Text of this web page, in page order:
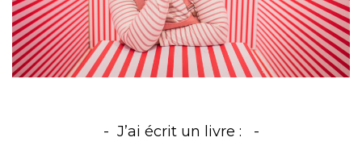
J’ai écrit un livre :